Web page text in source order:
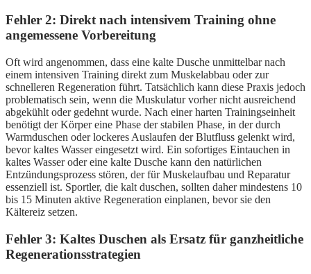
Fehler 2: Direkt nach intensivem Training ohne
angemessene Vorbereitung
Oft wird angenommen, dass eine kalte Dusche unmittelbar nach
einem intensiven Training direkt zum Muskelabbau oder zur
schnelleren Regeneration führt. Tatsächlich kann diese Praxis jedoch
problematisch sein, wenn die Muskulatur vorher nicht ausreichend
abgekühlt oder gedehnt wurde. Nach einer harten Trainingseinheit
benötigt der Körper eine Phase der stabilen Phase, in der durch
Warmduschen oder lockeres Auslaufen der Blutfluss gelenkt wird,
bevor kaltes Wasser eingesetzt wird. Ein sofortiges Eintauchen in
kaltes Wasser oder eine kalte Dusche kann den natürlichen
Entzündungsprozess stören, der für Muskelaufbau und Reparatur
essenziell ist. Sportler, die kalt duschen, sollten daher mindestens 10
bis 15 Minuten aktive Regeneration einplanen, bevor sie den
Kältereiz setzen.
Fehler 3: Kaltes Duschen als Ersatz für ganzheitliche
Regenerationsstrategien